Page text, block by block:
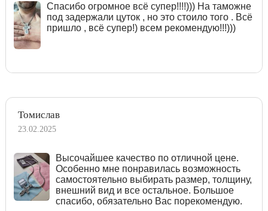
Спасибо огромное всё супер!!!!))) На таможне
под задержали цуток , но это стоило того . Всё
пришло , всё супер!) всем рекомендую!!!)))
Томислав
23.02.2025
Высочайшее качество по отличной цене.
Особенно мне понравилась возможность
самостоятельно выбирать размер, толщину,
внешний вид и все остальное. Большое
спасибо, обязательно Вас порекомендую.